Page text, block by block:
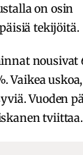
on osin
tekijöitä.
nousivat
Vaikea
Vuoden
tviittaa.